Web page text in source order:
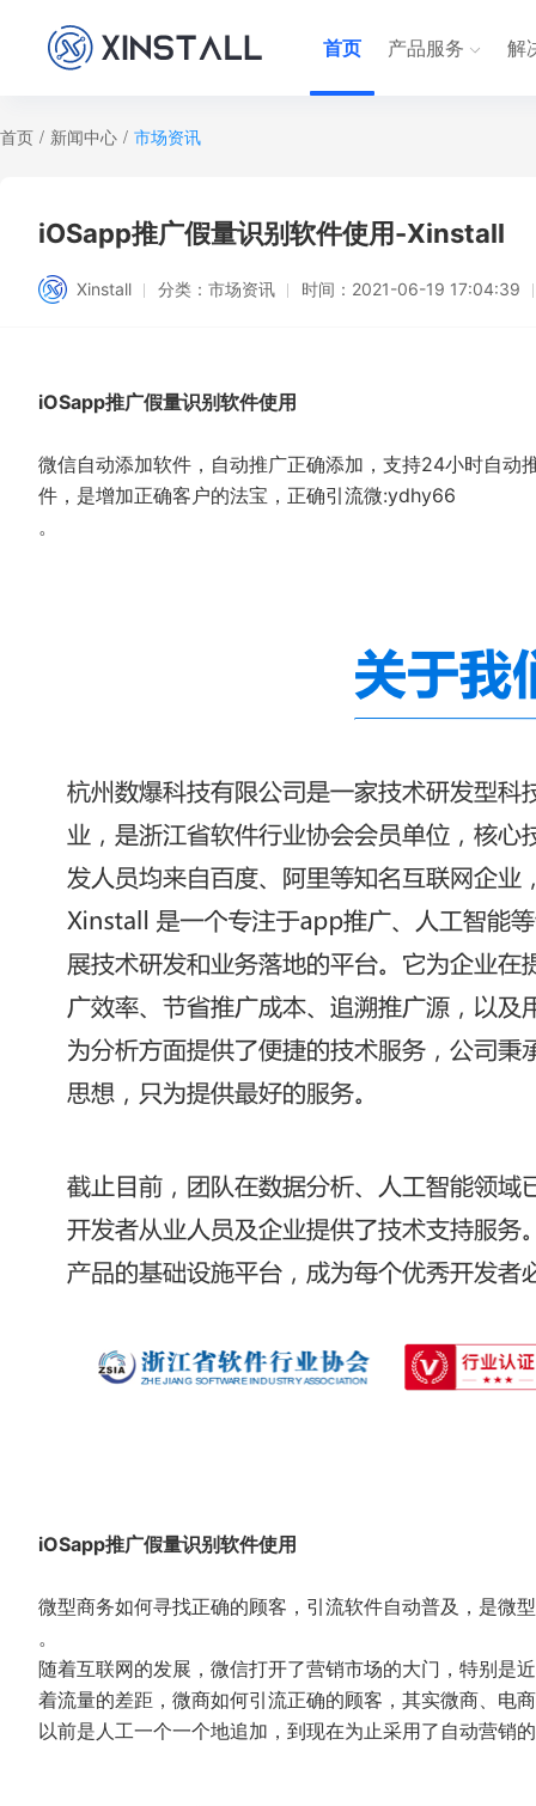
首页 产品服务 解
首页 / 新闻中心 / 市场资讯
iOSapp推广假量识别软件使用-Xinstall
Xinstall 分类： 市场资讯 时间： 2021-06-19 17:04:39
iOSapp推广假量识别软件使用
微信自动添加软件，自动推广正确添加，支持24小时自动
件，是增加正确客户的法宝，正确引流微:ydhy66
。
iOSapp推广假量识别软件使用
微型商务如何寻找正确的顾客，引流软件自动普及，是微
。
随着互联网的发展，微信打开了营销市场的大门，特别是
着流量的差距，微商如何引流正确的顾客，其实微商、电
以前是人工一个一个地追加，到现在为止采用了自动营销